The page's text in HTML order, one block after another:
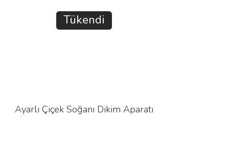
Tükendi
Ayarlı Çiçek Soğanı Dikim Aparatı